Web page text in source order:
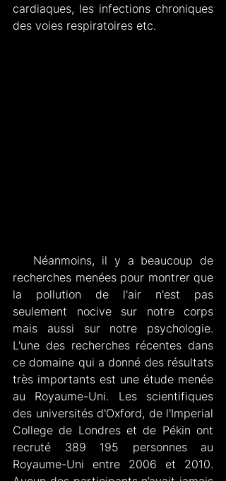
cardiaques, les infections chroniques
des voies respiratoires etc.
recherches menées pour montrer que
la pollution de l'air n'est pas
seulement nocive sur notre corps
mais aussi sur notre psychologie.
L'une des recherches récentes dans
ce domaine qui a donné des résultats
très importants est une étude menée
au Royaume-Uni. Les scientifiques
des universités d'Oxford, de l'Imperial
College de Londres et de Pékin ont
recruté 389 195 personnes au
Royaume-Uni entre 2006 et 2010.